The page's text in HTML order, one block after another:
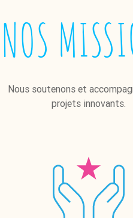
NOS
Nous soutenons et
projets innovants.